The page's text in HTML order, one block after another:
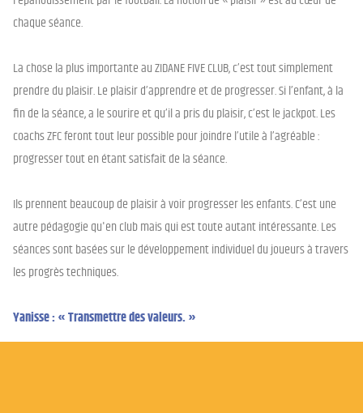
chaque séance.
La chose la plus importante au ZIDANE FIVE CLUB, c’est tout simplement
prendre du plaisir. Le plaisir d’apprendre et de progresser. Si l’enfant, à la
fin de la séance, a le sourire et qu’il a pris du plaisir, c’est le jackpot. Les
coachs ZFC feront tout leur possible pour joindre l’utile à l’agréable :
progresser tout en étant satisfait de la séance.
Ils prennent beaucoup de plaisir à voir progresser les enfants. C’est une
autre pédagogie qu'en club mais qui est toute autant intéressante. Les
séances sont basées sur le développement individuel du joueurs à travers
les progrès techniques.
Yanisse : « Transmettre des valeurs. »